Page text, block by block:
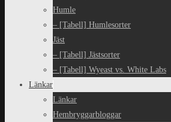
Humle
– [Tabell] Humlesorter
Jäst
– [Tabell] Jästsorter
– [Tabell] Wyeast vs. White Labs
Länkar
Länkar
Hembryggarbloggar